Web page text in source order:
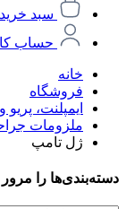
سبد خرید
حساب
خانه
فروشگاه
ایمپلنت،
ملزومات
ژل تامپ
دسته‌بندی‌ها را مرور